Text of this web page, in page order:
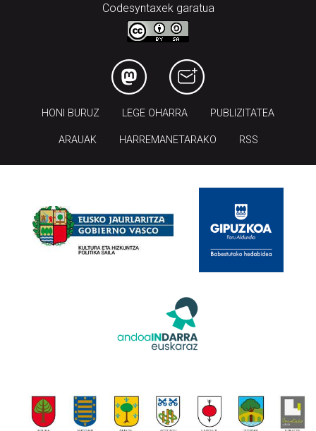
Codesyntaxek garatua
HONI BURUZ LEGE OHARRA PUBLIZITATEA
ARAUAK HARREMANETARAKO RSS